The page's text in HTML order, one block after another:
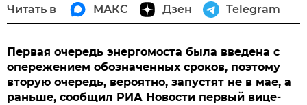
Читать в МАКС Дзен Telegram
Первая очередь энергомоста была введена с
опережением обозначенных сроков, поэтому
вторую очередь, вероятно, запустят не в мае, а
раньше, сообщил РИА Новости первый вице-